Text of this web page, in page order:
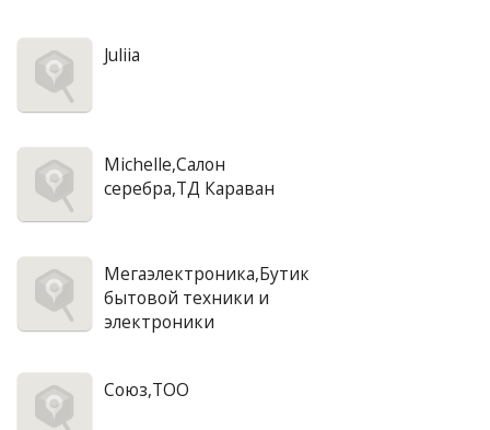
Juliia
Michelle,Салон
серебра,ТД Караван
Мегаэлектроника,Бутик
бытовой техники и
электроники
Союз,ТОО